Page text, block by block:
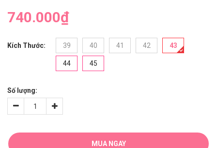
740.000₫
Kích Thước: 39 40 41 42 43
44 45
Số lượng:
MUA NGAY